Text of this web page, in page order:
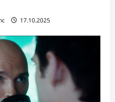
17.10.2025